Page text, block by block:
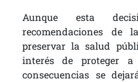
Aunque esta
recomendaciones de
preservar la salud
interés de proteger
consecuencias se